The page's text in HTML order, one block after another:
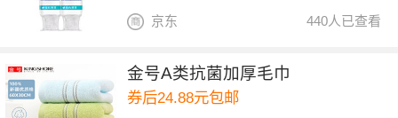
440人已查看
京东
金号A类抗菌加厚毛巾
券后24.88元包邮